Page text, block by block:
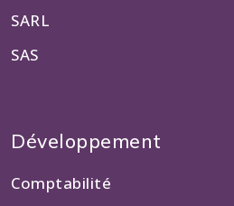
SARL
SAS
Développement
Comptabilité